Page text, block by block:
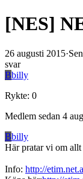
[NES]
26 augusti 2015·
svar
Bbilly
Rykte: 0
Medlem sedan 4
Bbilly
Här pratar vi om
Info: http://